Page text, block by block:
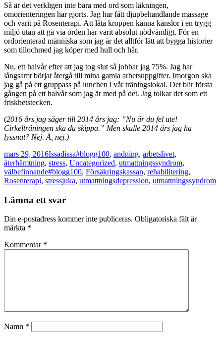
Så är det verkligen inte bara med ord som läkningen,
omorienteringen har gjorts. Jag har fått djupbehandlande massage
och varit på Rosenterapi. Att låta kroppen känna känslor i en trygg
miljö utan att gå via orden har varit absolut nödvändigt. För en
ordorienterad människa som jag är det alltför lätt att bygga historier
som tillochmed jag köper med hull och hår.
Nu, ett halvår efter att jag tog slut så jobbar jag 75%. Jag har
långsamt börjat återgå till mina gamla arbetsuppgifter. Imorgon ska
jag gå på ett gruppass på lunchen i vår träningslokal. Det blir första
gången på ett halvår som jag är med på det. Jag tolkar det som ett
friskhetstecken.
(2016 års jag säger till 2014 års jag: ”Nu är du fel ute!
Cirkelträningen ska du skippa.” Men skulle 2014 års jag ha
lyssnat? Nej. Å, nej.)
Postat
mars 29, 2016Författare
IssadissaKategorier
#blogg100, andning, arbetslivet,
återhämtning, stress, Uncategorized, utmattningssyndrom,
välbefinnandeTaggar
#blogg100, Försäkringskassan, rehabilitering,
Rosenterapi, stressjuka, utmattningsdepression, utmattningssyndrom
Lämna ett svar
Din e-postadress kommer inte publiceras. Obligatoriska fält är
märkta *
Kommentar *
Namn *